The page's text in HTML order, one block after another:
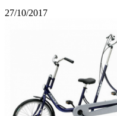
27/10/2017